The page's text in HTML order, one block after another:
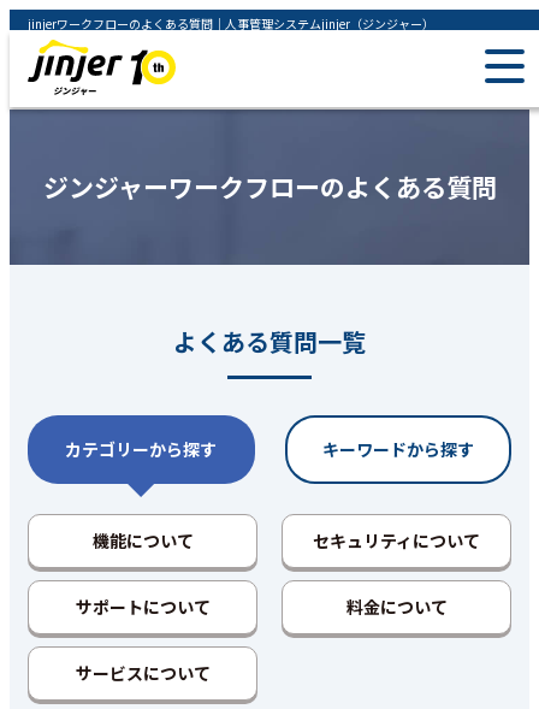
jinjerワークフローのよくある質問｜人事管理システムjinjer（ジンジャー）
ジンジャーワークフローのよくある質問
よくある質問一覧
カテゴリーから探す キーワードから探す
機能について セキュリティについて
サポートについて 料金について
サービスについて